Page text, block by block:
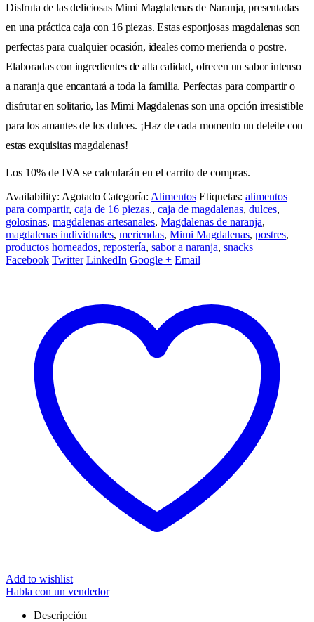
Disfruta de las deliciosas Mimi Magdalenas de Naranja, presentadas
en una práctica caja con 16 piezas. Estas esponjosas magdalenas son
perfectas para cualquier ocasión, ideales como merienda o postre.
Elaboradas con ingredientes de alta calidad, ofrecen un sabor intenso
a naranja que encantará a toda la familia. Perfectas para compartir o
disfrutar en solitario, las Mimi Magdalenas son una opción irresistible
para los amantes de los dulces. ¡Haz de cada momento un deleite con
estas exquisitas magdalenas!
Los 10% de IVA se calcularán en el carrito de compras.
Availability: Agotado Categoría: Alimentos Etiquetas: alimentos
para compartir, caja de 16 piezas., caja de magdalenas, dulces,
golosinas, magdalenas artesanales, Magdalenas de naranja,
magdalenas individuales, meriendas, Mimi Magdalenas, postres,
productos horneados, repostería, sabor a naranja, snacks
Facebook Twitter LinkedIn Google + Email
Add to wishlist
Habla con un vendedor
Descripción